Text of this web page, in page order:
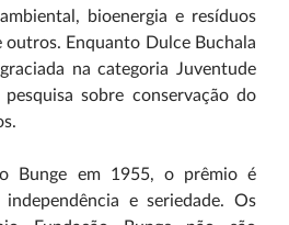
bioenergia e resíduos
Enquanto Dulce Buchala
na categoria Juventude
sobre conservação do
Bunge em 1955, o prêmio é
e seriedade. Os